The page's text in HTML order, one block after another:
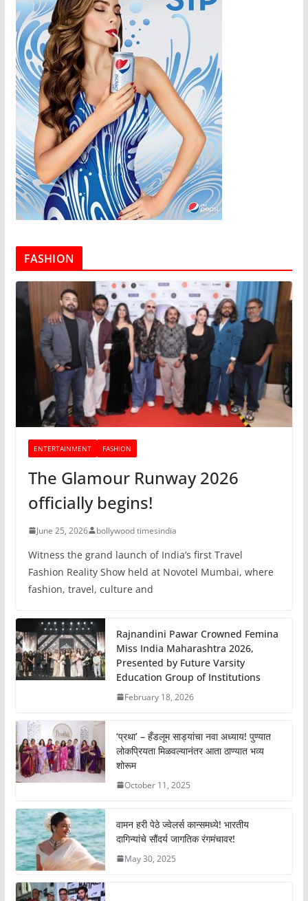
FASHION
ENTERTAINMENT FASHION
The Glamour Runway 2026
officially begins!
June 25, 2026 bollywood timesindia
Witness the grand launch of India’s first Travel
Fashion Reality Show held at Novotel Mumbai, where
fashion, travel, culture and
Rajnandini Pawar Crowned Femina
Miss India Maharashtra 2026,
Presented by Future Varsity
Education Group of Institutions
February 18, 2026
‘प्रथा’ – हँडलूम साड्यांचा नवा अध्याय! पुण्यात
लोकप्रियता मिळवल्यानंतर आता ठाण्यात भव्य
शोरूम
October 11, 2025
वामन हरी पेठे ज्वेलर्स कान्समध्ये! भारतीय
दागिन्यांचे सौंदर्य जागतिक रंगमंचावर!
May 30, 2025